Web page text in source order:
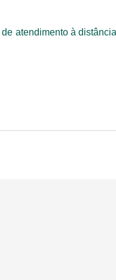
atendimento à